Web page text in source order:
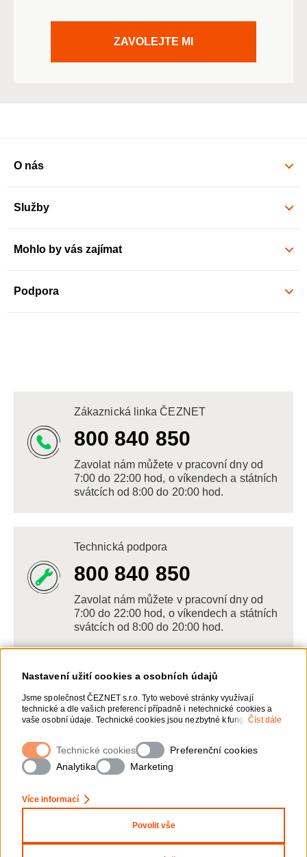
Nastavení užití cookies a osobních údajů
Jsme společnost ČEZNET s.r.o. Tyto webové stránky využívají
technické a dle vašich preferencí případně i netechnické cookies a
vaše osobní údaje. Technické cookies jsou nezbytné k fungování
webové stránky vašim preferencím, k personalizaci reklam a
analytice. Pro sběr a zpracování netechnických cookies a vašich
osobních údajů, nám můžete udělit souhlas. Bližší informace o vašich
právech, zpracování osobních údajů, včetně možnosti odvolání
Číst dále
Technické cookies
Preferenční cookies
Analytika
Marketing
Více informací
Povolit vše
ZAVOLEJTE MI
O nás
Služby
Mohlo by vás zajímat
Podpora
Zákaznická linka ČEZNET
800 840 850
Zavolat nám můžete v pracovní dny od
7:00 do 22:00 hod, o víkendech a státních
svátcích od 8:00 do 20:00 hod.
Technická podpora
800 840 850
Zavolat nám můžete v pracovní dny od
7:00 do 22:00 hod, o víkendech a státních
svátcích od 8:00 do 20:00 hod.
Napište nám
POSLAT VZKAZ
Zanechte nám vzkaz online, my se vám
ozveme zpět